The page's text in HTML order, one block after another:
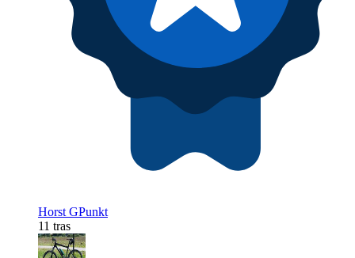
Horst GPunkt
11 tras